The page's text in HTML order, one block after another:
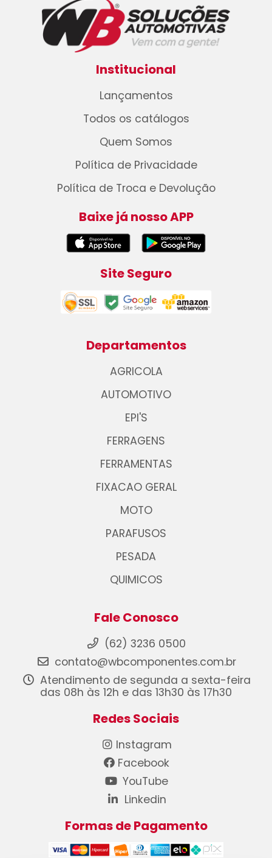
Institucional
Lançamentos
Todos os catálogos
Quem Somos
Política de Privacidade
Política de Troca e Devolução
Baixe já nosso APP
Site Seguro
Departamentos
AGRICOLA
AUTOMOTIVO
EPI'S
FERRAGENS
FERRAMENTAS
FIXACAO GERAL
MOTO
PARAFUSOS
PESADA
QUIMICOS
Fale Conosco
(62) 3236 0500
contato@wbcomponentes.com.br
Atendimento de segunda a sexta-feira
das 08h às 12h e das 13h30 às 17h30
Redes Sociais
Instagram
Facebook
YouTube
Linkedin
Formas de Pagamento